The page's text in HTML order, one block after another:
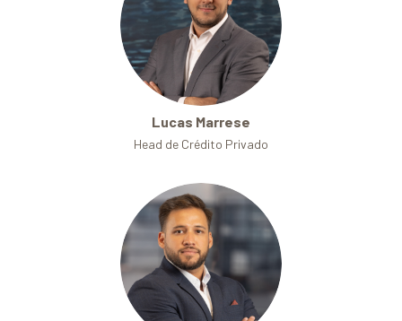
Lucas Marrese
Head de Crédito Privado